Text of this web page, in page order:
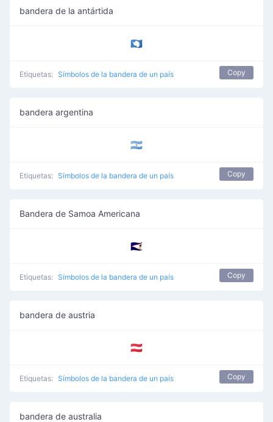
bandera de la antártida
🇦🇶
Etiquetas: Símbolos de la bandera de un país Copy
bandera argentina
🇦🇷
Etiquetas: Símbolos de la bandera de un país Copy
Bandera de Samoa Americana
🇦🇸
Etiquetas: Símbolos de la bandera de un país Copy
bandera de austria
🇦🇹
Etiquetas: Símbolos de la bandera de un país Copy
bandera de australia